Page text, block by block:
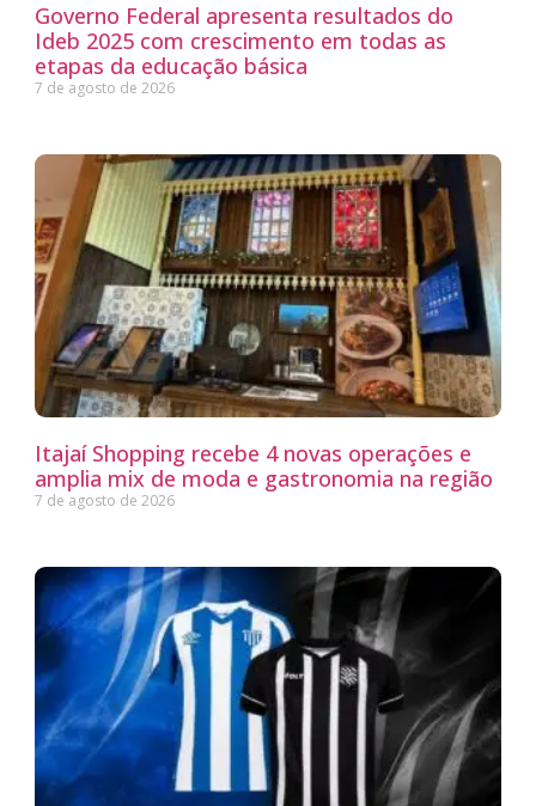
Governo Federal apresenta resultados do
Ideb 2025 com crescimento em todas as
etapas da educação básica
7 de agosto de 2026
Itajaí Shopping recebe 4 novas operações e
amplia mix de moda e gastronomia na região
7 de agosto de 2026